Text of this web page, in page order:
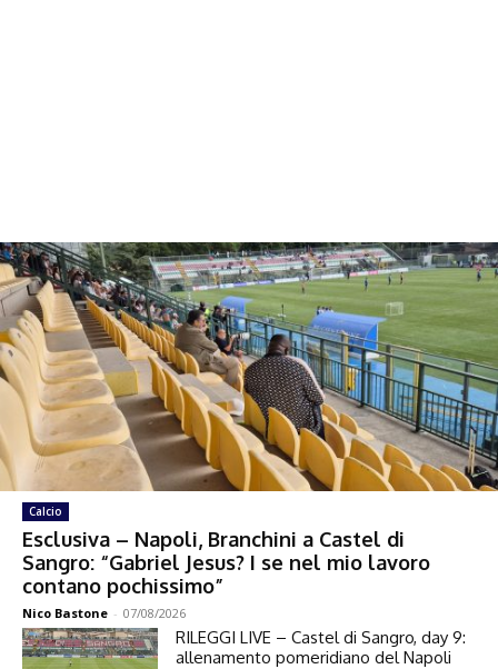
Calcio
Esclusiva – Napoli, Branchini a Castel di
Sangro: “Gabriel Jesus? I se nel mio lavoro
contano pochissimo”
Nico Bastone - 07/08/2026
RILEGGI LIVE – Castel di Sangro, day 9:
allenamento pomeridiano del Napoli